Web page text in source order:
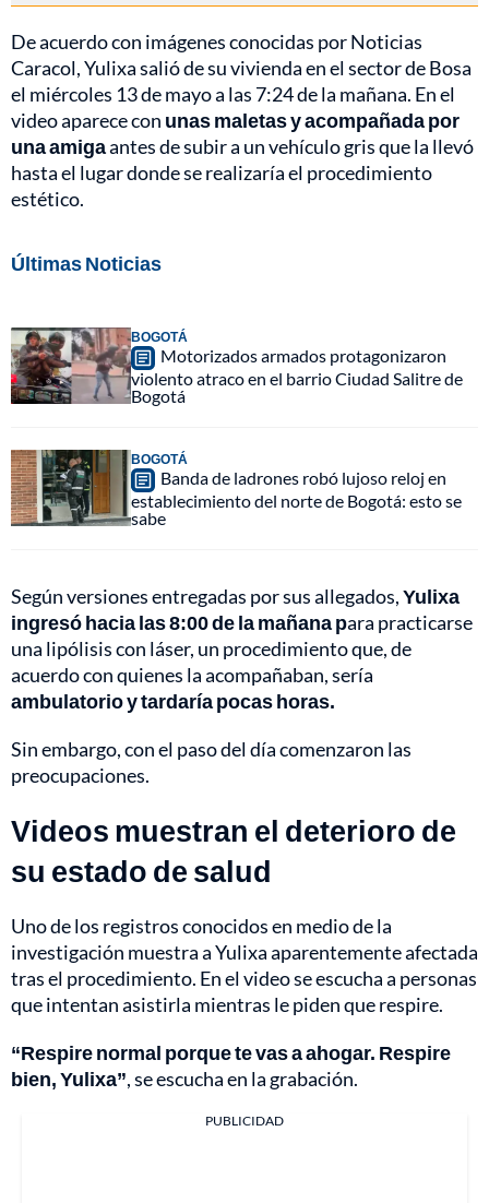
De acuerdo con imágenes conocidas por Noticias
Caracol, Yulixa salió de su vivienda en el sector de Bosa
el miércoles 13 de mayo a las 7:24 de la mañana. En el
video aparece con unas maletas y acompañada por
una amigaantes de subir a un vehículo gris que la llevó
hasta el lugar donde se realizaría el procedimiento
estético.
Últimas Noticias
BOGOTÁ
Motorizados armados protagonizaron
violento atraco en el barrio Ciudad Salitre de
Bogotá
BOGOTÁ
Banda de ladrones robó lujoso reloj en
establecimiento del norte de Bogotá: esto se
sabe
Según versiones entregadas por sus allegados,Yulixa
ingresó hacia las 8:00 de la mañana para practicarse
una lipólisis con láser, un procedimiento que, de
acuerdo con quienes la acompañaban, sería
ambulatorio y tardaría pocas horas.
Sin embargo, con el paso del día comenzaron las
preocupaciones.
Videos muestran el deterioro de
su estado de salud
Uno de los registros conocidos en medio de la
investigación muestra a Yulixa aparentemente afectada
tras el procedimiento. En el video se escucha a personas
que intentan asistirla mientras le piden que respire.
“Respire normal porque te vas a ahogar. Respire
bien, Yulixa”, se escucha en la grabación.
PUBLICIDAD